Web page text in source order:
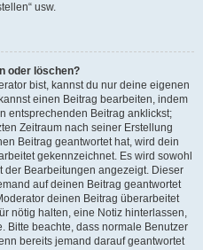
usw.
oder löschen?
bist, kannst du nur deine eigenen
einen Beitrag bearbeiten, indem
entsprechenden Beitrag anklickst;
Zeitraum nach seiner Erstellung
Beitrag geantwortet hat, wird dein
gekennzeichnet. Es wird sowohl
der Bearbeitungen angezeigt. Dieser
auf deinen Beitrag geantwortet
deinen Beitrag überarbeitet
nötig halten, eine Notiz hinterlassen,
Bitte beachte, dass normale Benutzer
bereits jemand darauf geantwortet